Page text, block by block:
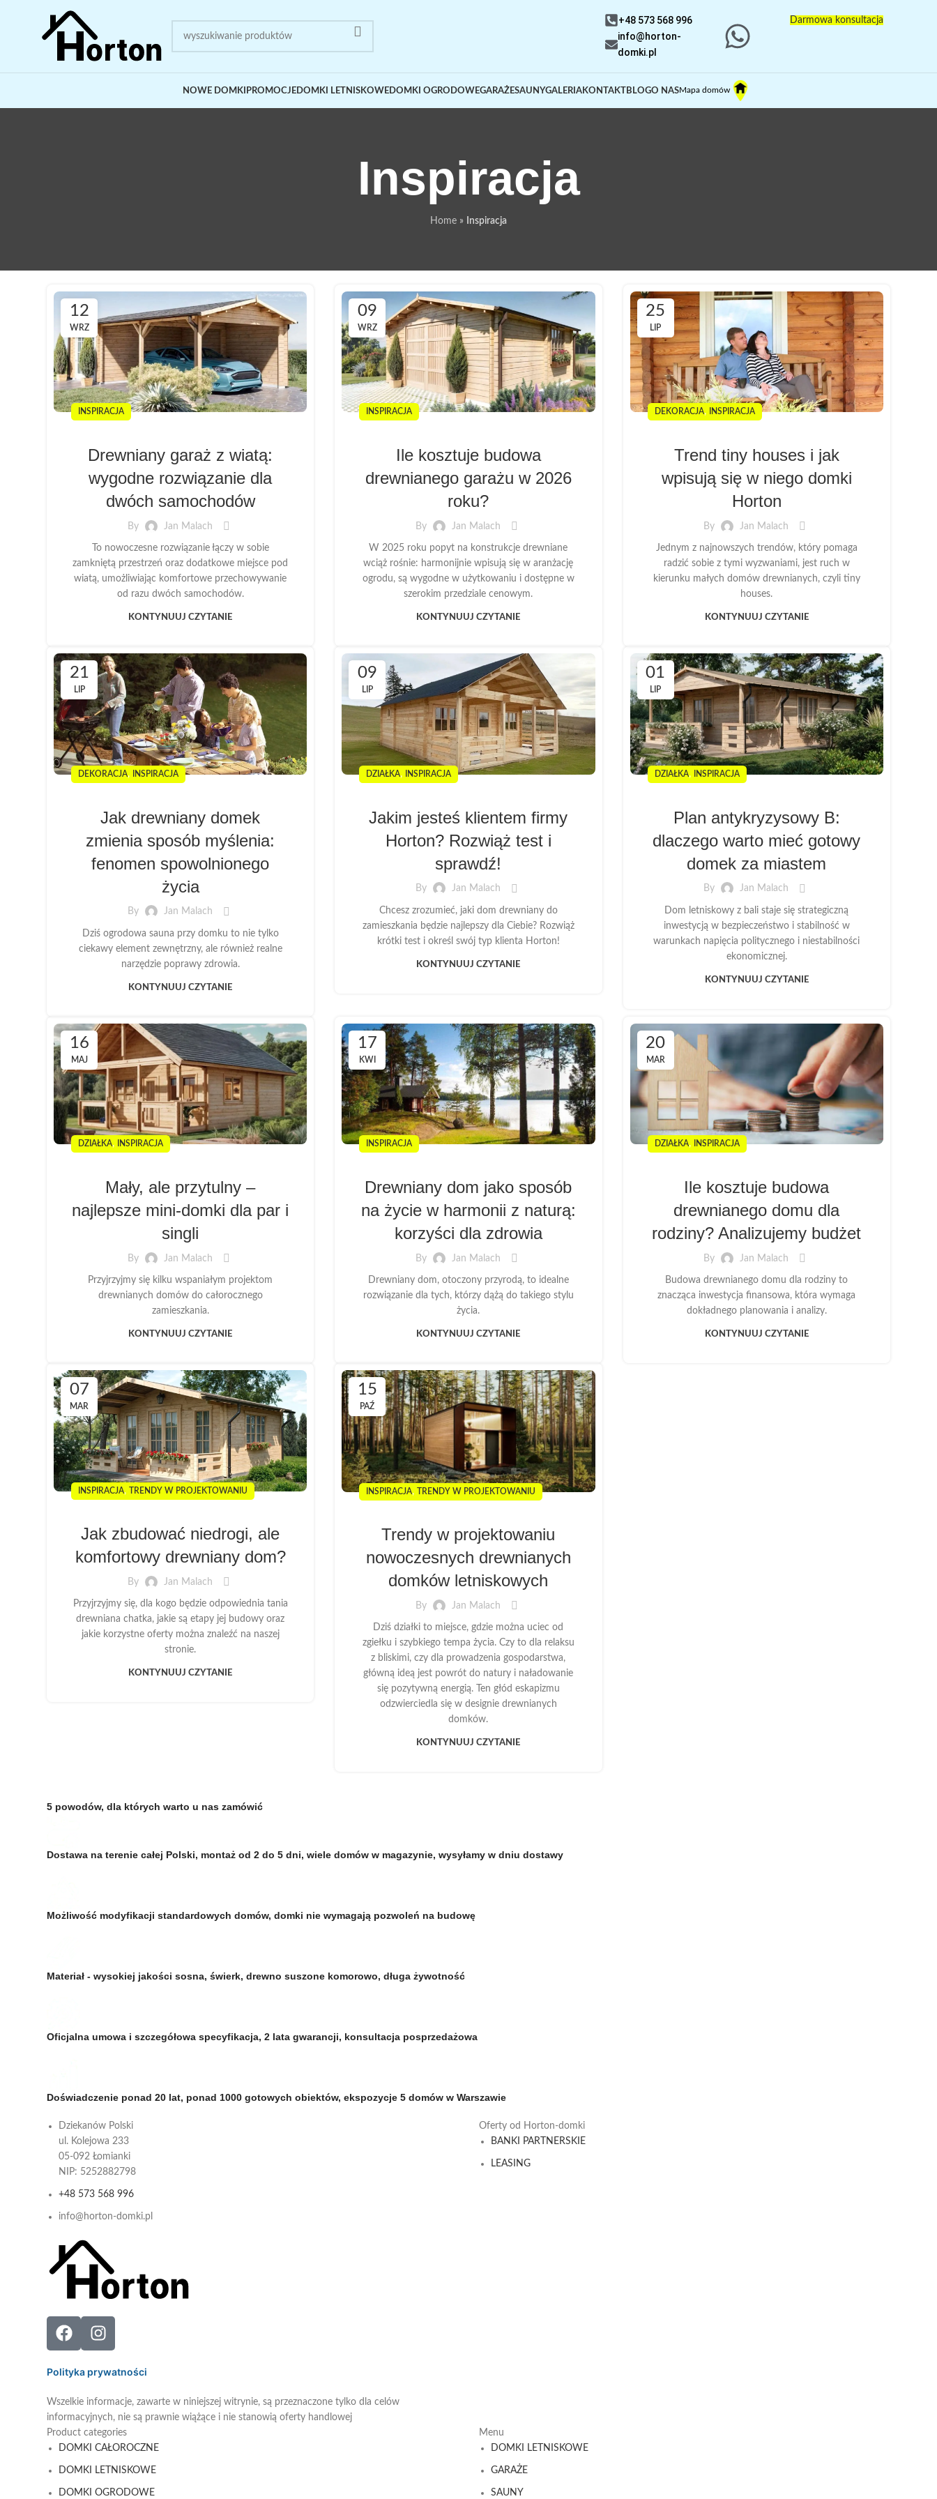
+48 573 568 996
info@horton-
domki.pl
Darmowa konsultacja
NOWE DOMKI PROMOCJE DOMKI LETNISKOWE DOMKI OGRODOWEGARAŻESAUNYGALERIAKONTAKTBLOGO NASMapa domów
Inspiracja
Home » Inspiracja
12
WRZ
INSPIRACJA
Drewniany garaż z wiatą:
wygodne rozwiązanie dla
dwóch samochodów
By Jan Malach
To nowoczesne rozwiązanie łączy w sobie
zamkniętą przestrzeń oraz dodatkowe miejsce pod
wiatą, umożliwiając komfortowe przechowywanie
od razu dwóch samochodów.
KONTYNUUJ CZYTANIE
09
WRZ
INSPIRACJA
Ile kosztuje budowa
drewnianego garażu w 2026
roku?
By Jan Malach
W 2025 roku popyt na konstrukcje drewniane
wciąż rośnie: harmonijnie wpisują się w aranżację
ogrodu, są wygodne w użytkowaniu i dostępne w
szerokim przedziale cenowym.
KONTYNUUJ CZYTANIE
25
LIP
DEKORACJA, INSPIRACJA
Trend tiny houses i jak
wpisują się w niego domki
Horton
By Jan Malach
Jednym z najnowszych trendów, który pomaga
radzić sobie z tymi wyzwaniami, jest ruch w
kierunku małych domów drewnianych, czyli tiny
houses.
KONTYNUUJ CZYTANIE
21
LIP
DEKORACJA, INSPIRACJA
Jak drewniany domek
zmienia sposób myślenia:
fenomen spowolnionego
życia
By Jan Malach
Dziś ogrodowa sauna przy domku to nie tylko
ciekawy element zewnętrzny, ale również realne
narzędzie poprawy zdrowia.
KONTYNUUJ CZYTANIE
09
LIP
DZIAŁKA, INSPIRACJA
Jakim jesteś klientem firmy
Horton? Rozwiąż test i
sprawdź!
By Jan Malach
Chcesz zrozumieć, jaki dom drewniany do
zamieszkania będzie najlepszy dla Ciebie? Rozwiąż
krótki test i określ swój typ klienta Horton!
KONTYNUUJ CZYTANIE
01
LIP
DZIAŁKA, INSPIRACJA
Plan antykryzysowy B:
dlaczego warto mieć gotowy
domek za miastem
By Jan Malach
Dom letniskowy z bali staje się strategiczną
inwestycją w bezpieczeństwo i stabilność w
warunkach napięcia politycznego i niestabilności
ekonomicznej.
KONTYNUUJ CZYTANIE
16
MAJ
DZIAŁKA, INSPIRACJA
Mały, ale przytulny –
najlepsze mini-domki dla par i
singli
By Jan Malach
Przyjrzyjmy się kilku wspaniałym projektom
drewnianych domów do całorocznego
zamieszkania.
KONTYNUUJ CZYTANIE
17
KWI
INSPIRACJA
Drewniany dom jako sposób
na życie w harmonii z naturą:
korzyści dla zdrowia
By Jan Malach
Drewniany dom, otoczony przyrodą, to idealne
rozwiązanie dla tych, którzy dążą do takiego stylu
życia.
KONTYNUUJ CZYTANIE
20
MAR
DZIAŁKA, INSPIRACJA
Ile kosztuje budowa
drewnianego domu dla
rodziny? Analizujemy budżet
By Jan Malach
Budowa drewnianego domu dla rodziny to
znacząca inwestycja finansowa, która wymaga
dokładnego planowania i analizy.
KONTYNUUJ CZYTANIE
07
MAR
INSPIRACJA, TRENDY W PROJEKTOWANIU
Jak zbudować niedrogi, ale
komfortowy drewniany dom?
By Jan Malach
Przyjrzyjmy się, dla kogo będzie odpowiednia tania
drewniana chatka, jakie są etapy jej budowy oraz
jakie korzystne oferty można znaleźć na naszej
stronie.
KONTYNUUJ CZYTANIE
15
PAŹ
INSPIRACJA,TRENDY W PROJEKTOWANIU
Trendy w projektowaniu
nowoczesnych drewnianych
domków letniskowych
By Jan Malach
Dziś działki to miejsce, gdzie można uciec od
zgiełku i szybkiego tempa życia. Czy to dla relaksu
z bliskimi, czy dla prowadzenia gospodarstwa,
główną ideą jest powrót do natury i naładowanie
się pozytywną energią. Ten głód eskapizmu
odzwierciedla się w designie drewnianych
domków.
KONTYNUUJ CZYTANIE
5 powodów, dla których warto u nas zamówić
Dostawa na terenie całej Polski, montaż od 2 do 5 dni, wiele domów w magazynie, wysyłamy w dniu dostawy
Możliwość modyfikacji standardowych domów, domki nie wymagają pozwoleń na budowę
Materiał - wysokiej jakości sosna, świerk, drewno suszone komorowo, długa żywotność
Oficjalna umowa i szczegółowa specyfikacja, 2 lata gwarancji, konsultacja posprzedażowa
Doświadczenie ponad 20 lat, ponad 1000 gotowych obiektów, ekspozycje 5 domów w Warszawie
Dziekanów Polski
ul. Kolejowa 233
05-092 Łomianki
NIP: 5252882798
+48 573 568 996
info@horton-domki.pl
Polityka prywatności
Wszelkie informacje, zawarte w niniejszej witrynie, są przeznaczone tylko dla celów
informacyjnych, nie są prawnie wiążące i nie stanowią oferty handlowej
Oferty od Horton-domki
BANKI PARTNERSKIE
LEASING
Product categories
DOMKI CAŁOROCZNE
DOMKI LETNISKOWE
DOMKI OGRODOWE
Menu
DOMKI LETNISKOWE
GARAŻE
SAUNY